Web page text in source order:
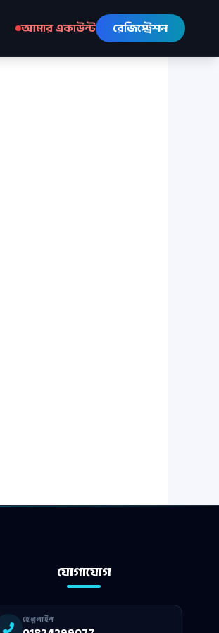
আমার একাউন্ট রেজিস্ট্রেশন
যোগাযোগ
হেল্পলাইন